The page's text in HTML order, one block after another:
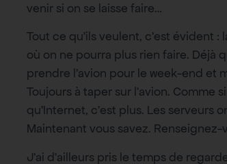
venir si on se laisse faire…
Tout ce qu’ils veulent, c’est évident
où on ne pourra plus rien faire. Déjà
prendre l’avion pour le week-end et
Toujours à taper sur l’avion. Comme
qu’Internet, c’est plus. Les serveurs
Maintenant vous savez.
J’ai d’ailleurs pris le temps de